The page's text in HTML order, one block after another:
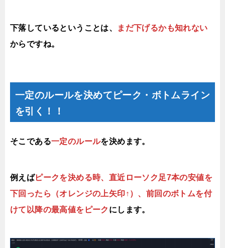
下落しているということは、
まだ下げるかも知れない
からですね。
一定のルールを決めてピーク・ボトムライン
を引く！！
そこである一定のルールを決めます。
例えばピークを決める時、直近ローソク足7本の安値を
下回ったら（オレンジの上矢印↑）、前回のボトムを付
けて以降の最高値をピーク にします。